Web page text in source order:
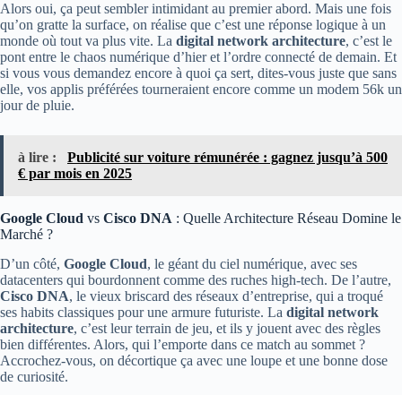
Alors oui, ça peut sembler intimidant au premier abord. Mais une fois
qu’on gratte la surface, on réalise que c’est une réponse logique à un
monde où tout va plus vite. La digital network architecture, c’est le
pont entre le chaos numérique d’hier et l’ordre connecté de demain. Et
si vous vous demandez encore à quoi ça sert, dites-vous juste que sans
elle, vos applis préférées tourneraient encore comme un modem 56k un
jour de pluie.
à lire :
Publicité sur voiture rémunérée : gagnez jusqu’à 500
€ par mois en 2025
Google Cloud vs Cisco DNA : Quelle Architecture Réseau Domine le
Marché ?
D’un côté, Google Cloud, le géant du ciel numérique, avec ses
datacenters qui bourdonnent comme des ruches high-tech. De l’autre,
Cisco DNA, le vieux briscard des réseaux d’entreprise, qui a troqué
ses habits classiques pour une armure futuriste. La digital network
architecture, c’est leur terrain de jeu, et ils y jouent avec des règles
bien différentes. Alors, qui l’emporte dans ce match au sommet ?
Accrochez-vous, on décortique ça avec une loupe et une bonne dose
de curiosité.